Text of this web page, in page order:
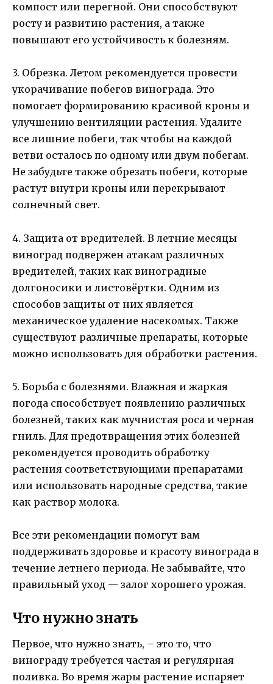
компост или перегной. Они способствуют
росту и развитию растения, а также
повышают его устойчивость к болезням.
3. Обрезка. Летом рекомендуется провести
укорачивание побегов винограда. Это
помогает формированию красивой кроны и
улучшению вентиляции растения. Удалите
все лишние побеги, так чтобы на каждой
ветви осталось по одному или двум побегам.
Не забудьте также обрезать побеги, которые
растут внутри кроны или перекрывают
солнечный свет.
4. Защита от вредителей. В летние месяцы
виноград подвержен атакам различных
вредителей, таких как виноградные
долгоносики и листовёртки. Одним из
способов защиты от них является
механическое удаление насекомых. Также
существуют различные препараты, которые
можно использовать для обработки растения.
5. Борьба с болезнями. Влажная и жаркая
погода способствует появлению различных
болезней, таких как мучнистая роса и черная
гниль. Для предотвращения этих болезней
рекомендуется проводить обработку
растения соответствующими препаратами
или использовать народные средства, такие
как раствор молока.
Все эти рекомендации помогут вам
поддерживать здоровье и красоту винограда в
течение летнего периода. Не забывайте, что
правильный уход — залог хорошего урожая.
Что нужно знать
Первое, что нужно знать, – это то, что
винограду требуется частая и регулярная
поливка. Во время жары растение испаряет